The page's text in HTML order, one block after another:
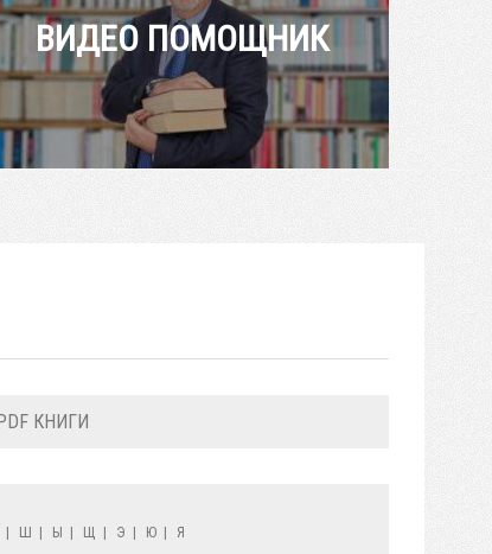
ВИДЕО ПОМОЩНИК
КНИГИ
| Ш | Ы | Щ | Э | Ю | Я